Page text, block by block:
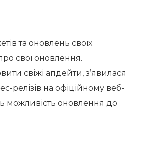
та оновлень своїх
свої оновлення.
свіжі апдейти, з’явилася
релізів на офіційному веб-
можливість оновлення до